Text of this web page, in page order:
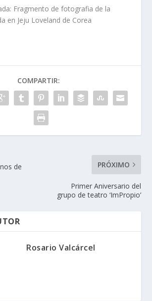
Fragmento de fotografia de la
en Jeju Loveland de Corea
COMPARTIR:
de
PRÓXIMO
Primer Aniversario del
grupo de teatro ‘ImPropio’
Rosario Valcárcel